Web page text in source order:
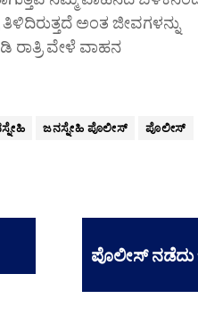
ಅಂತ ಜೀವಗಳನ್ನು
ರಾತ್ರಿ ವೇಳೆ ವಾಹನ
ಜನಸ್ನೇಹಿ ಪೊಲೀಸ್
ಪೊಲೀಸ್
ಪೊಲೀಸ್ ನಡೆದು